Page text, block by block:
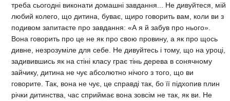
треба сьогодні виконати домашні завдання... Не дивуйтеся, мій
любий колего, що дитина, буває, щиро говорить вам, коли ви з
подивом запитаєте про завдання: «А я й забув про нього».
Вона говорить про це не як про свою провину, а як про щось
дивне, незрозуміле для себе. Не дивуйтесь і тому, що на уроці,
задивившись як на стіні класу грає тінь дерева в сонячному
зайчику, дитина не чує абсолютно нічого з того, що ви
говорите. Так, вона не чує, це справді так, бо її підхопив плин
річки дитинства, час сприймає вона зовсім не так, як ви. Не